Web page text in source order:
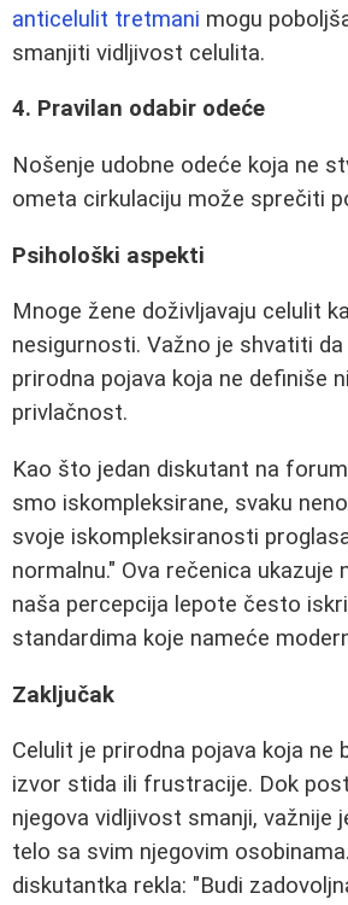
anticelulit tretmani mogu
smanjiti vidljivost celulita.
4. Pravilan odabir odeće
Nošenje udobne odeće koja ne
ometa cirkulaciju može sprečiti
Psihološki aspekti
Mnoge žene doživljavaju celulit
nesigurnosti. Važno je shvatiti
prirodna pojava koja ne definiše
privlačnost.
Kao što jedan diskutant na
smo iskompleksirane, svaku
svoje iskompleksiranosti
normalnu." Ova rečenica ukazuje
naša percepcija lepote često
standardima koje nameće
Zaključak
Celulit je prirodna pojava koja ne
izvor stida ili frustracije. Dok
njegova vidljivost smanji, važnije
telo sa svim njegovim
diskutantka rekla: "Budi